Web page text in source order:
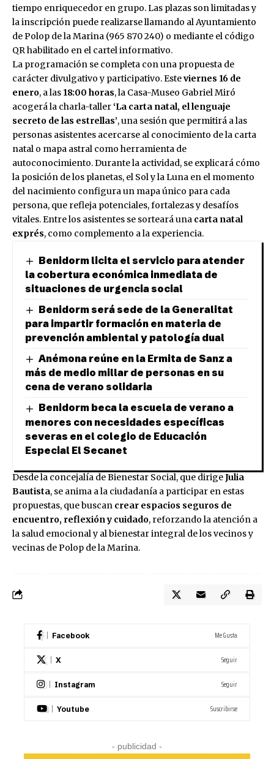
tiempo enriquecedor en grupo. Las plazas son limitadas y
la inscripción puede realizarse llamando al Ayuntamiento
de Polop de la Marina (965 870 240) o mediante el código
QR habilitado en el cartel informativo.
La programación se completa con una propuesta de
carácter divulgativo y participativo. Esteviernes 16 de
enero, a las 18:00 horas, la Casa-Museo Gabriel Miró
acogerá la charla-taller‘La carta natal, el lenguaje
secreto de las estrellas’, una sesión que permitirá a las
personas asistentes acercarse al conocimiento de la carta
natal o mapa astral como herramienta de
autoconocimiento. Durante la actividad, se explicará cómo
la posición de los planetas, el Sol y la Luna en el momento
del nacimiento configura un mapa único para cada
persona, que refleja potenciales, fortalezas y desafíos
vitales. Entre los asistentes se sorteará una carta natal
exprés, como complemento a la experiencia.
Benidorm licita el servicio para atender
la cobertura económica inmediata de
situaciones de urgencia social
Benidorm será sede de la Generalitat
para impartir formación en materia de
prevención ambiental y patología dual
Anémona reúne en la Ermita de Sanz a
más de medio millar de personas en su
cena de verano solidaria
Benidorm beca la escuela de verano a
menores con necesidades específicas
severas en el colegio de Educación
Especial El Secanet
Desde la concejalía de Bienestar Social, que dirigeJulia
Bautista, se anima a la ciudadanía a participar en estas
propuestas, que buscan crear espacios seguros de
encuentro, reflexión y cuidado, reforzando la atención a
la salud emocional y al bienestar integral de los vecinos y
vecinas de Polop de la Marina.
Facebook Me Gusta
X Seguir
Instagram Seguir
Youtube Suscribirse
- publicidad -